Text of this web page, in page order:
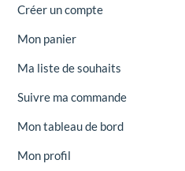
Créer un compte
Mon panier
Ma liste de souhaits
Suivre ma commande
Mon tableau de bord
Mon profil